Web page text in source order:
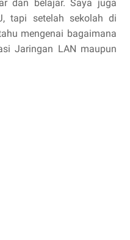
dan belajar. Saya juga
tapi setelah sekolah di
mengenai bagaimana
Jaringan LAN maupun